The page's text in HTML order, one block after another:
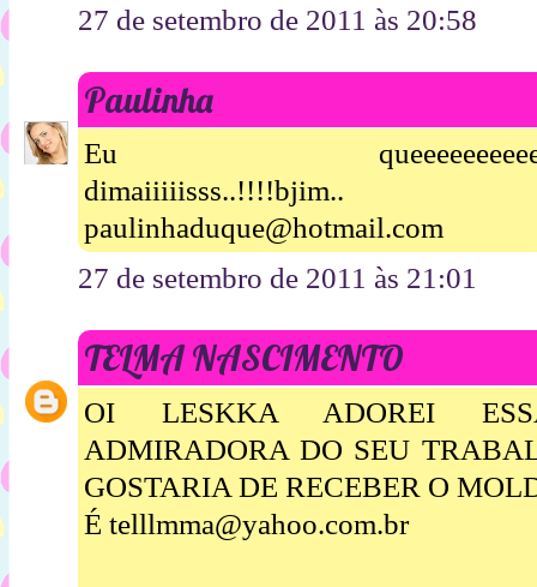
27 de setembro de 2011 às 20:58
Paulinha
Eu
dimaiiiiisss..!!!!bjim..
paulinhaduque@hotmail.com
27 de setembro de 2011 às 21:01
TELMA NASCIMENTO
OI LESKKA ADOREI
ADMIRADORA DO SEU
GOSTARIA DE RECEBER O
É telllmma@yahoo.com.br